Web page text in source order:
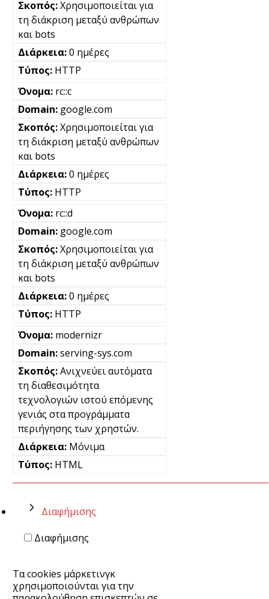
Χρησιμοποιείται για
τη διάκριση μεταξύ ανθρώπων
και bots
0 ημέρες
HTTP
rc::c
google.com
Χρησιμοποιείται για
τη διάκριση μεταξύ ανθρώπων
και bots
0 ημέρες
HTTP
rc::d
google.com
Χρησιμοποιείται για
τη διάκριση μεταξύ ανθρώπων
και bots
0 ημέρες
HTTP
modernizr
serving-sys.com
Ανιχνεύει αυτόματα
τη διαθεσιμότητα
τεχνολογιών ιστού επόμενης
γενιάς στα προγράμματα
περιήγησης των χρηστών.
Μόνιμα
HTML
Διαφήμισης
Διαφήμισης
Τα cookies μάρκετινγκ
χρησιμοποιούνται για την